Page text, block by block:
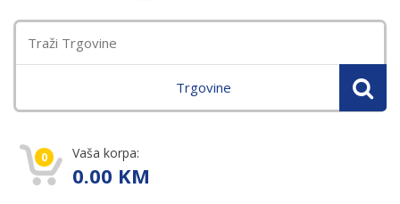
Trgovine
0 Vaša korpa:
0.00 KM